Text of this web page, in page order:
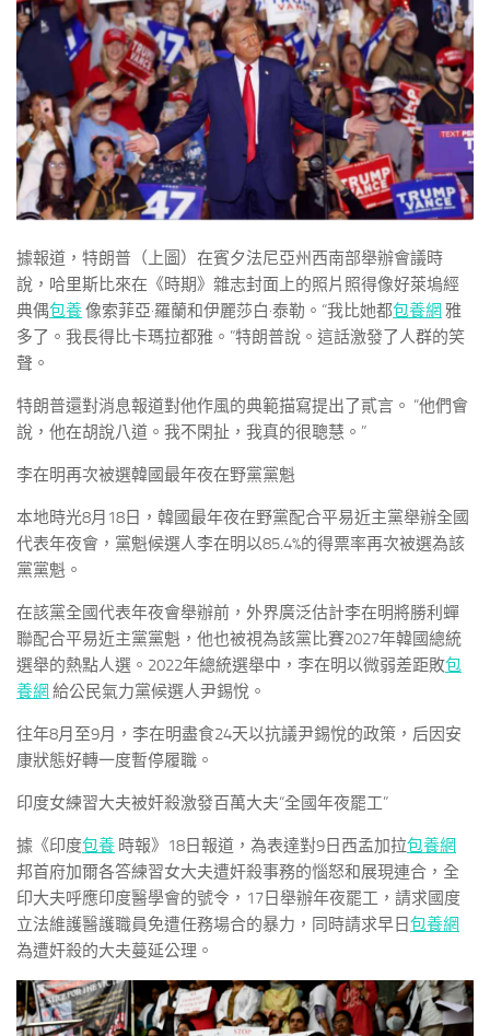
據報道，特朗普（上圖）在賓夕法尼亞州西南部舉辦會議時
說，哈里斯比來在《時期》雜志封面上的照片照得像好萊塢經
典偶包養像索菲亞·羅蘭和伊麗莎白·泰勒。“我比她都包養網 雅
多了。我長得比卡瑪拉都雅。”特朗普說。這話激發了人群的笑
聲。
特朗普還對消息報道對他作風的典範描寫提出了貳言。 “他們會
說，他在胡說八道。我不閑扯，我真的很聰慧。”
李在明再次被選韓國最年夜在野黨黨魁
本地時光8月18日，韓國最年夜在野黨配合平易近主黨舉辦全國
代表年夜會，黨魁候選人李在明以85.4%的得票率再次被選為該
黨黨魁。
在該黨全國代表年夜會舉辦前，外界廣泛估計李在明將勝利蟬
聯配合平易近主黨黨魁，他也被視為該黨比賽2027年韓國總統
選舉的熱點人選。2022年總統選舉中，李在明以微弱差距敗包
養網 給公民氣力黨候選人尹錫悅。
往年8月至9月，李在明盡食24天以抗議尹錫悅的政策，后因安
康狀態好轉一度暫停履職。
印度女練習大夫被奸殺激發百萬大夫“全國年夜罷工”
據《印度包養 時報》18日報道，為表達對9日西孟加拉包養網
邦首府加爾各答練習女大夫遭奸殺事務的惱怒和展現連合，全
印大夫呼應印度醫學會的號令，17日舉辦年夜罷工，請求國度
立法維護醫護職員免遭任務場合的暴力，同時請求早日包養網
為遭奸殺的大夫蔓延公理。